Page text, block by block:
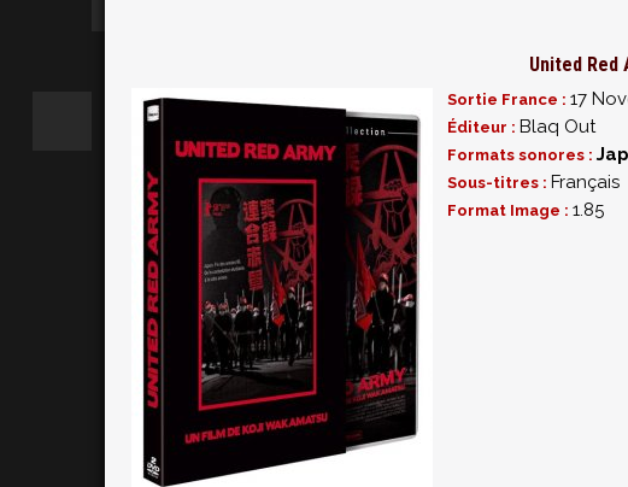
United Red
Sortie France : 17
Éditeur : Blaq Out
Formats sonores :
Sous-titres : Français
Format Image : 1.85